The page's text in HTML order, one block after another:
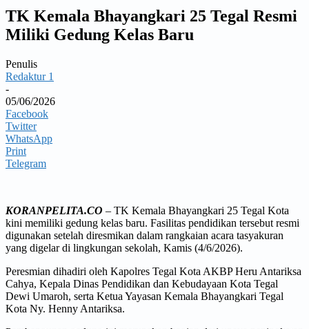
TK Kemala Bhayangkari 25 Tegal Resmi
Miliki Gedung Kelas Baru
Penulis
Redaktur 1
-
05/06/2026
Facebook
Twitter
WhatsApp
Print
Telegram
KORANPELITA.CO – TK Kemala Bhayangkari 25 Tegal Kota
kini memiliki gedung kelas baru. Fasilitas pendidikan tersebut resmi
digunakan setelah diresmikan dalam rangkaian acara tasyakuran
yang digelar di lingkungan sekolah, Kamis (4/6/2026).
Peresmian dihadiri oleh Kapolres Tegal Kota AKBP Heru Antariksa
Cahya, Kepala Dinas Pendidikan dan Kebudayaan Kota Tegal
Dewi Umaroh, serta Ketua Yayasan Kemala Bhayangkari Tegal
Kota Ny. Henny Antariksa.